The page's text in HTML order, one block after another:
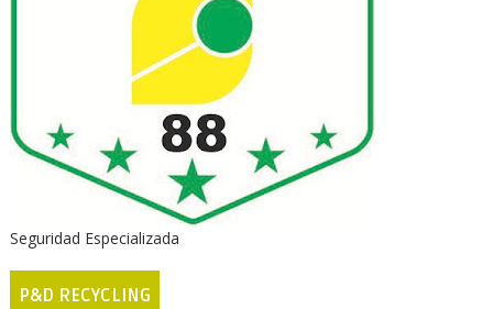
Seguridad Especializada
P&D RECYCLING